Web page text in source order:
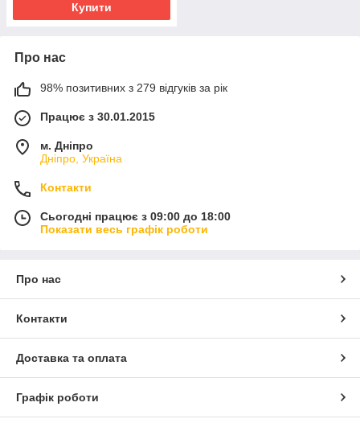
Купити
Про нас
98% позитивних з 279 відгуків за рік
Працює з 30.01.2015
м. Дніпро
Дніпро, Україна
Контакти
Сьогодні працює з 09:00 до 18:00
Показати весь графік роботи
Про нас
Контакти
Доставка та оплата
Графік роботи